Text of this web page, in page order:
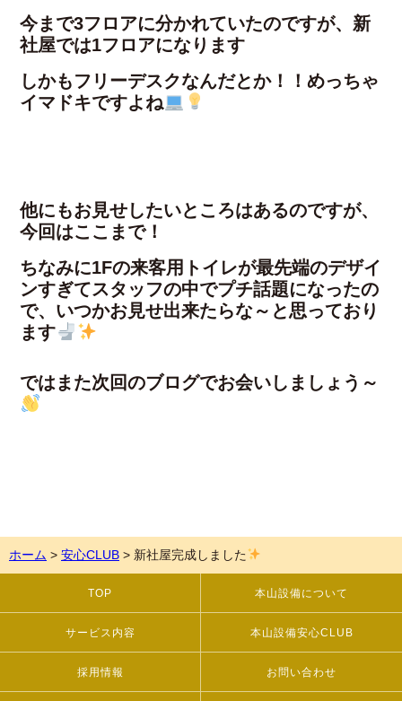
今まで3フロアに分かれていたのですが、新
社屋では1フロアになります
しかもフリーデスクなんだとか！！めっちゃ
イマドキですよね
他にもお見せしたいところはあるのですが、
今回はここまで！
ちなみに1Fの来客用トイレが最先端のデザイ
ンすぎてスタッフの中でプチ話題になったの
で、いつかお見せ出来たらな～と思っており
ます
ではまた次回のブログでお会いしましょう～
ホーム > 安心CLUB > 新社屋完成しました
TOP 本山設備について
サービス内容 本山設備安心CLUB
採用情報 お問い合わせ